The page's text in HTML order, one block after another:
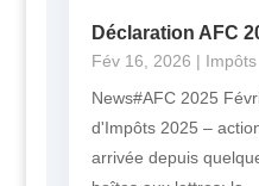
Déclaration AFC
Fév 16, 2026 | Impôts
News#AFC 2025
d'Impôts 2025 –
arrivée depuis